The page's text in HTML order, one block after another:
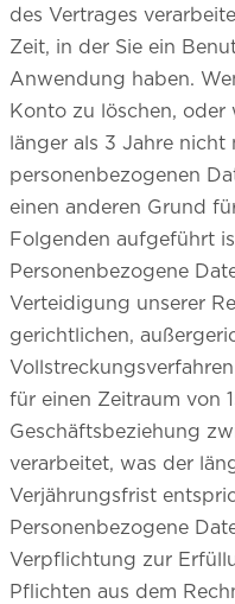
des Vertrages
Zeit, in der Sie ein
Anwendung haben.
Konto zu löschen,
länger als 3 Jahre
personenbezogenen
einen anderen Grund
Folgenden aufgeführt
Personenbezogene
Verteidigung unserer
gerichtlichen,
für einen Zeitraum von
Geschäftsbeziehung
verarbeitet, was der
Verjährungsfrist
Personenbezogene
Verpflichtung zur
Pflichten aus dem